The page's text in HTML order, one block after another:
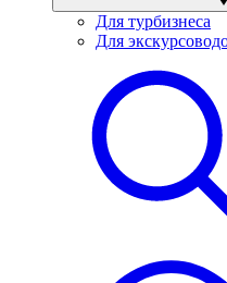
Для турбизнеса
Для